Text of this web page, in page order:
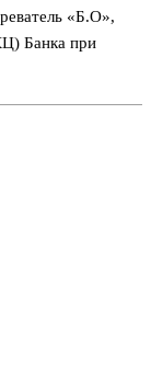
«Б.О»,
Банка при